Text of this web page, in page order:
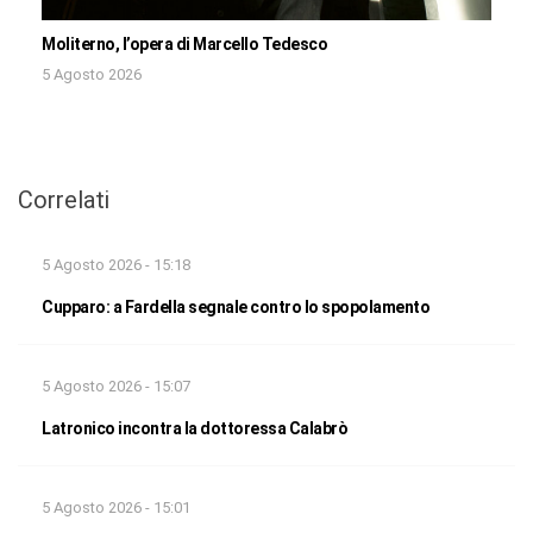
Moliterno, l’opera di Marcello Tedesco
5 Agosto 2026
Correlati
5 Agosto 2026 - 15:18
Cupparo: a Fardella segnale contro lo spopolamento
5 Agosto 2026 - 15:07
Latronico incontra la dottoressa Calabrò
5 Agosto 2026 - 15:01